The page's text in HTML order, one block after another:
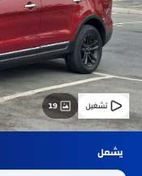
19
يشمل